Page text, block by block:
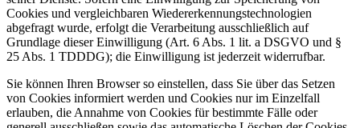
Cookies und vergleichbaren Wiedererkennungstechnologien
abgefragt wurde, erfolgt die Verarbeitung ausschließlich auf
Grundlage dieser Einwilligung (Art. 6 Abs. 1 lit. a DSGVO und §
25 Abs. 1 TDDDG); die Einwilligung ist jederzeit widerrufbar.
Sie können Ihren Browser so einstellen, dass Sie über das Setzen
von Cookies informiert werden und Cookies nur im Einzelfall
erlauben, die Annahme von Cookies für bestimmte Fälle oder